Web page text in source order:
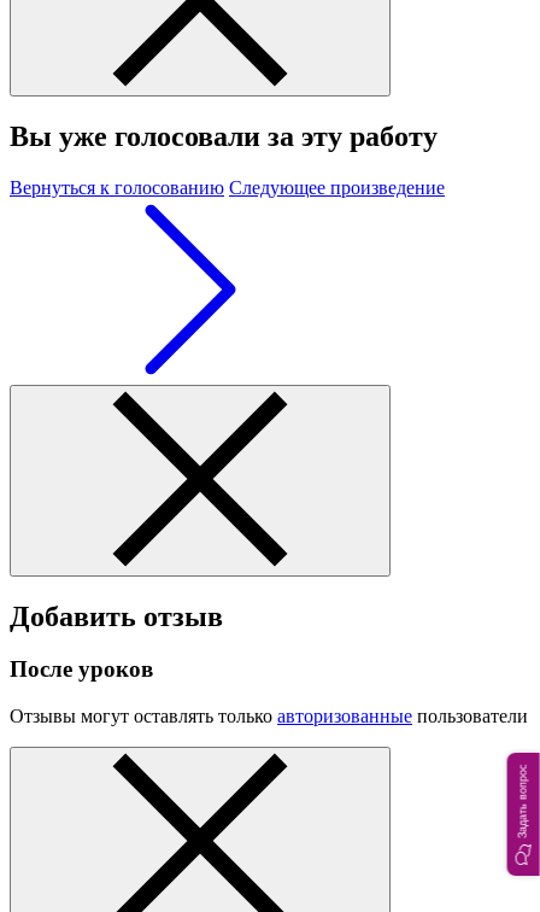
Вы уже голосовали за эту работу
Вернуться к голосованию Следующее произведение
Добавить отзыв
После уроков
Отзывы могут оставлять только авторизованные пользователи
Задать вопрос